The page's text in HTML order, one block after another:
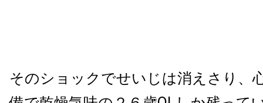
そのショックでせいじは消えさり、